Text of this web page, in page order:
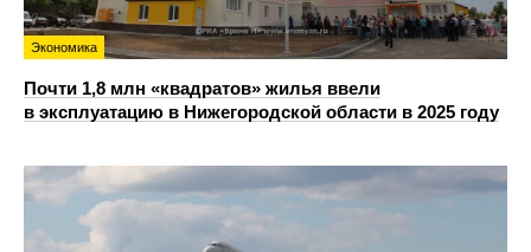
Экономика
Почти 1,8 млн «квадратов» жилья ввели
в эксплуатацию в Нижегородской области в 2025 году